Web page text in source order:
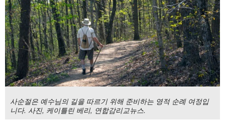
사순절은 예수님의 길을 따르기 위해 준비하는 영적 순례 여정입
니다. 사진, 케이틀린 베리, 연합감리교뉴스.